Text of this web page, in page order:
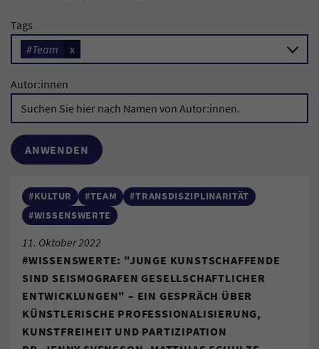
Tags
#Team
x
Autor:innen
#KULTUR #TEAM
#TRANSDISZIPLINARITÄT
#WISSENSWERTE
11. Oktober 2022
#WISSENSWERTE: "JUNGE KUNSTSCHAFFENDE
SIND SEISMOGRAFEN GESELLSCHAFTLICHER
ENTWICKLUNGEN" – EIN GESPRÄCH ÜBER
KÜNSTLERISCHE PROFESSIONALISIERUNG,
KUNSTFREIHEIT UND PARTIZIPATION